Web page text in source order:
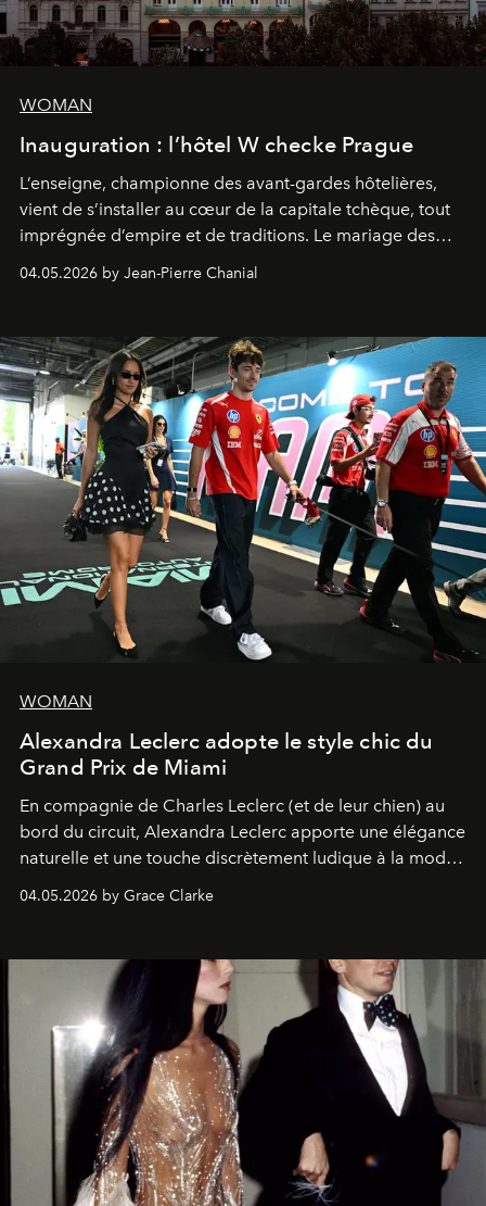
WOMAN
Inauguration : l’hôtel W checke Prague
L’enseigne, championne des avant-gardes hôtelières,
vient de s’installer au cœur de la capitale tchèque, tout
imprégnée d’empire et de traditions. Le mariage des
extrêmes fait merveille.
04.05.2026 by Jean-Pierre Chanial
WOMAN
Alexandra Leclerc adopte le style chic du
Grand Prix de Miami
En compagnie de Charles Leclerc (et de leur chien) au
bord du circuit, Alexandra Leclerc apporte une élégance
naturelle et une touche discrètement ludique à la mode
de la Formule 1.
04.05.2026 by Grace Clarke